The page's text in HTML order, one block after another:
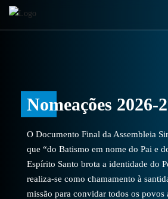
Nomeações 2026-
O Documento Final da Assembleia
que “do Batismo em nome do Pai e
Espírito Santo brota a identidade do
realiza-se como chamamento à
missão para convidar todos os povos